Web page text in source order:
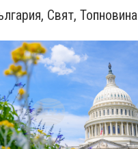
, Свят, Топновина